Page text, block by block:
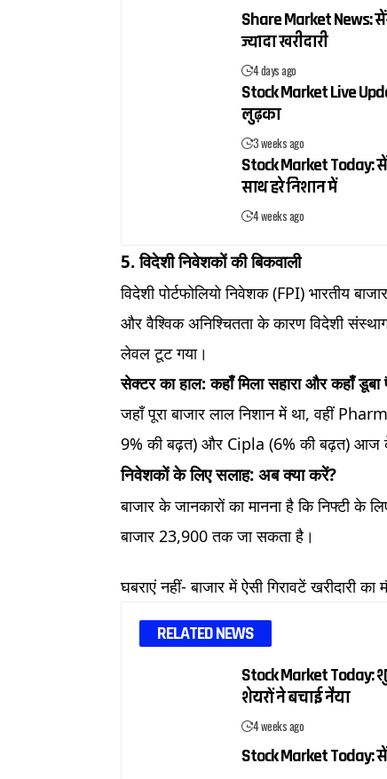
Share Market News:
ज्यादा खरीदारी
4 days ago
Stock Market Live
लुढ़का
3 weeks ago
Stock Market Today:
साथ हरे निशान में
4 weeks ago
5. विदेशी निवेशकों की बिकवाली
विदेशी पोर्टफोलियो निवेशक (FPI) भारतीय
और वैश्विक अनिश्चितता के कारण विदेशी
लेवल टूट गया।
सेक्टर का हाल: कहाँ मिला सहारा और कहाँ डूबा
जहाँ पूरा बाजार लाल निशान में था, वहीं
9% की बढ़त) और Cipla (6% की बढ़त) आज
निवेशकों के लिए सलाह: अब क्या करें?
बाजार के जानकारों का मानना है कि निफ्टी के
बाजार 23,900 तक जा सकता है।
घबराएं नहीं- बाजार में ऐसी गिरावटें खरीदारी
RELATED NEWS
Stock Market Today:
शेयरों ने बचाई नैया
4 weeks ago
Stock Market Today: